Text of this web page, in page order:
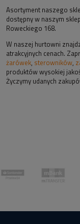
Asortyment naszego
dostępny w naszym
Roweckiego 168.
W naszej hurtowni
atrakcyjnych cenach.
żarówek, sterowników,
produktów wysokiej
Życzymy udanych